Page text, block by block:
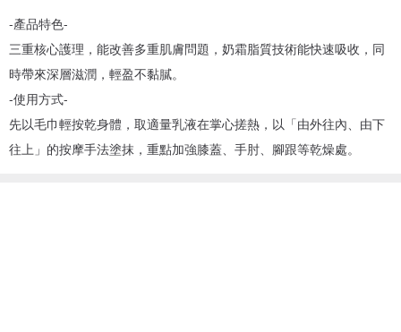
-產品特色-
三重核心護理，能改善多重肌膚問題，奶霜脂質技術能快速吸收，同
時帶來深層滋潤，輕盈不黏膩。
-使用方式-
先以毛巾輕按乾身體，取適量乳液在掌心搓熱，以「由外往內、由下
往上」的按摩手法塗抹，重點加強膝蓋、手肘、腳跟等乾燥處。